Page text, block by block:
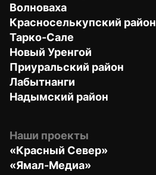
Волноваха
Красноселькупский район
Тарко-Сале
Новый Уренгой
Приуральский район
Лабытнанги
Надымский район
Наши проекты
«Красный Север»
«Ямал-Медиа»